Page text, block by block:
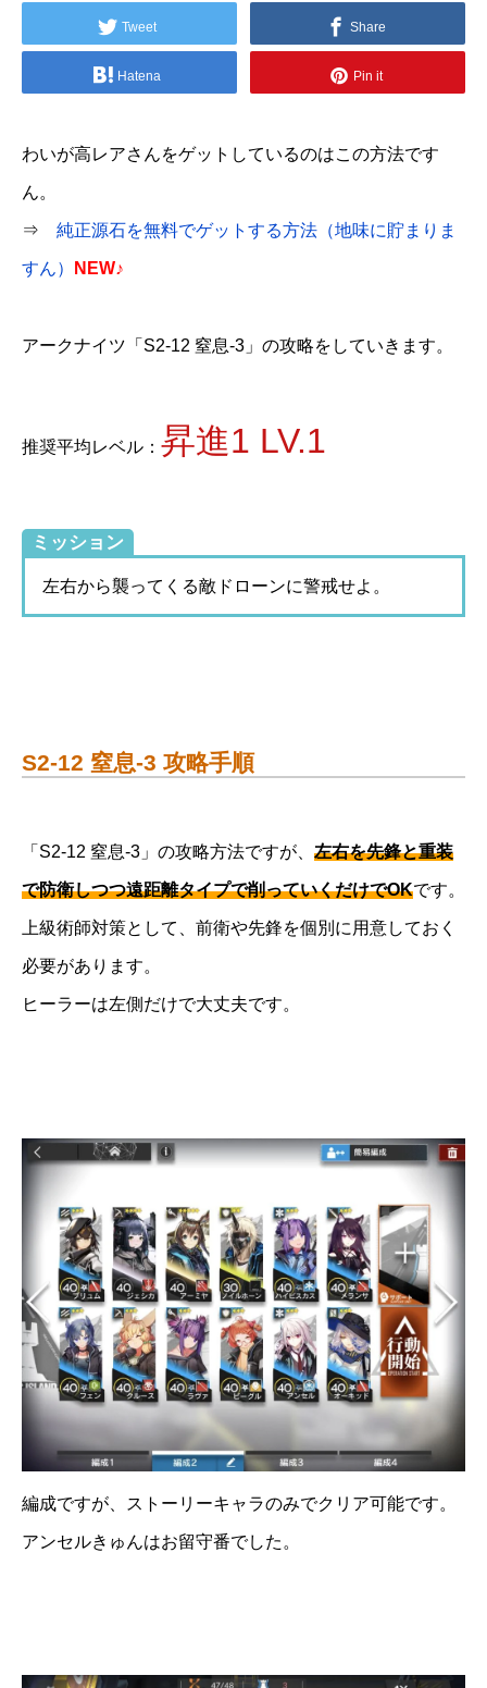
Tweet Share
Hatena Pin it
わいが高レアさんをゲットしているのはこの方法です
ん。
⇒ 純正源石を無料でゲットする方法（地味に貯まりま
すん） NEW♪
アークナイツ「S2-12 窒息-3」の攻略をしていきます。
推奨平均レベル： 昇進1 LV.1
ミッション
左右から襲ってくる敵ドローンに警戒せよ。
S2-12 窒息-3 攻略手順
「S2-12 窒息-3」の攻略方法ですが、 左右を先鋒と重装
で防衛しつつ遠距離タイプで削っていくだけでOKです。
上級術師対策として、前衛や先鋒を個別に用意しておく
必要があります。
ヒーラーは左側だけで大丈夫です。
編成ですが、ストーリーキャラのみでクリア可能です。
アンセルきゅんはお留守番でした。